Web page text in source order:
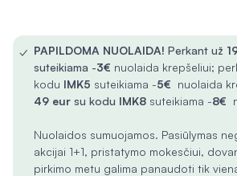
✓ PAPILDOMA NUOLAIDA! Perkant už
suteikiama -3€ nuolaida krepšeliui;
kodu IMK5 suteikiama -5€ nuolaida
49 eur su kodu IMK8 suteikiama -8€
Nuolaidos sumuojamos. Pasiūlymas
akcijai 1+1, pristatymo mokesčiui,
pirkimo metu galima panaudoti tik